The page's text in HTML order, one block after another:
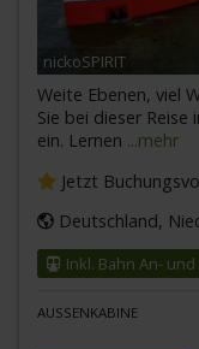
nickoSPIRIT
Weite Ebenen, viel
Sie bei dieser
ein. Lernen ...mehr
Jetzt
Deutschland,
Inkl. Bahn An-
AUSSENKABINE